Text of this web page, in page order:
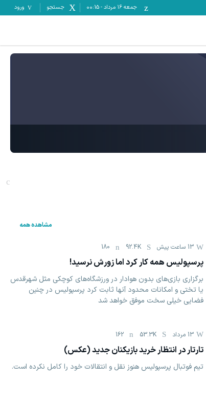
جمعه ۱۶ مرداد -
00:15 جستجو ورود
مشاهده همه
13 ساعت پیش 92.4K
180
پرسپولیس همه کار کرد اما زورش نرسید!
برگزاری بازی‌های بدون هوادار در ورزشگاه‌های کوچکی مثل شهرقدس
یا تختی و امکانات محدود آنها ثابت کرد پرسپولیس در چنین
فضایی خیلی سخت موفق خواهد شد
13 مرداد 53.3K
162
تارتار در انتظار خرید بازیکنان جدید (عکس)
تیم فوتبال پرسپولیس هنوز نقل و انتقالات خود را کامل نکرده است.